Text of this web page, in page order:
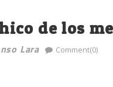
de los
Lara Comment(0)